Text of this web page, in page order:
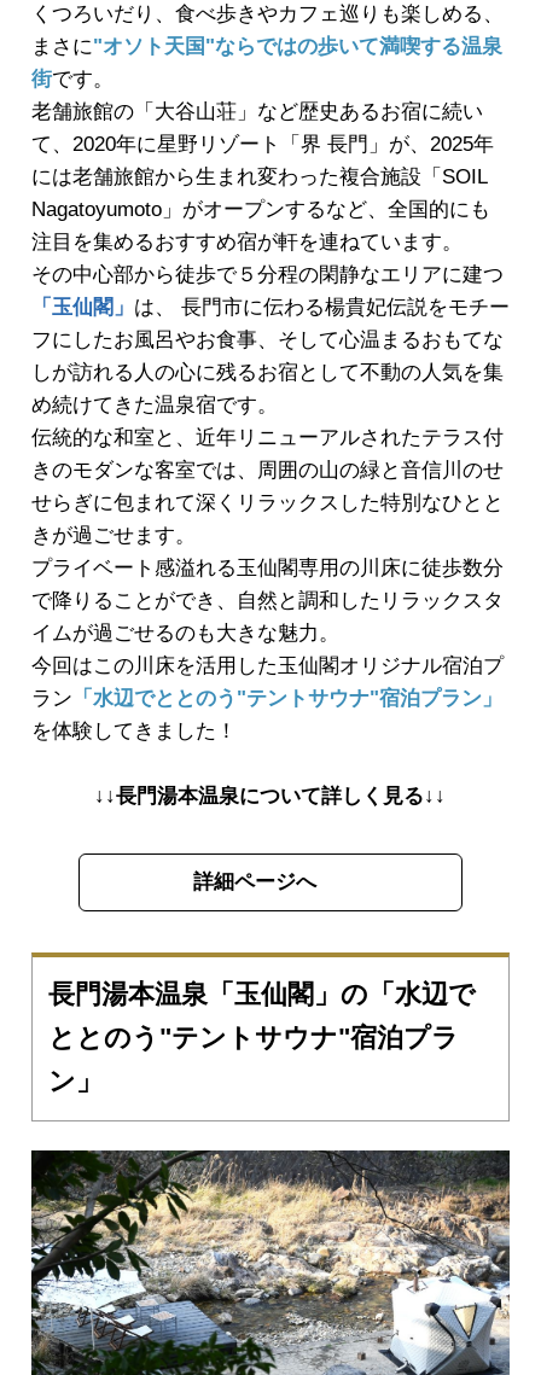
くつろいだり、食べ歩きやカフェ巡りも楽しめる、
まさに"オソト天国"ならではの歩いて満喫する温泉
街です。
老舗旅館の「大谷山荘」など歴史あるお宿に続い
て、2020年に星野リゾート「界 長門」が、2025年
には老舗旅館から生まれ変わった複合施設「SOIL
Nagatoyumoto」がオープンするなど、全国的にも
注目を集めるおすすめ宿が軒を連ねています。
その中心部から徒歩で５分程の閑静なエリアに建つ
「玉仙閣」 は、 長門市に伝わる楊貴妃伝説をモチー
フにしたお風呂やお食事、そして心温まるおもてな
しが訪れる人の心に残るお宿として不動の人気を集
め続けてきた温泉宿です。
伝統的な和室と、近年リニューアルされたテラス付
きのモダンな客室では、周囲の山の緑と音信川のせ
せらぎに包まれて深くリラックスした特別なひとと
きが過ごせます。
プライベート感溢れる玉仙閣専用の川床に徒歩数分
で降りることができ、自然と調和したリラックスタ
イムが過ごせるのも大きな魅力。
今回はこの川床を活用した玉仙閣オリジナル宿泊プ
ラン 「水辺でととのう"テントサウナ"宿泊プラン」
を体験してきました！
↓↓長門湯本温泉について詳しく見る↓↓
詳細ページへ
長門湯本温泉「玉仙閣」の「水辺で
ととのう"テントサウナ"宿泊プラ
ン」